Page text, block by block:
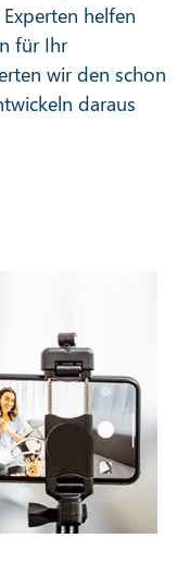
helfen
für Ihr
wir den schon
daraus